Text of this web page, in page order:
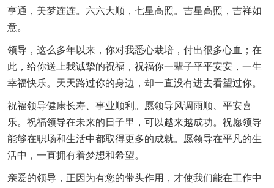
亨通，美梦连连。六六大顺，七星高照。吉星高照，吉祥如
意。
领导，这么多年以来，你对我悉心栽培，付出很多心血；在
此，给你送上我诚挚的祝福，祝福你一辈子平平安安，一生
幸福快乐。天天路过你的身边，却一直没有进去看望过你。
祝福领导健康长寿、事业顺利。愿领导风调雨顺、平安喜
乐。祝福领导在未来的日子里，可以越来越成功。祝愿领导
能够在职场和生活中都取得更多的成就。愿领导在平凡的生
活中，一直拥有着梦想和希望。
亲爱的领导，正因为有您的带头作用，才使我们能在工作中